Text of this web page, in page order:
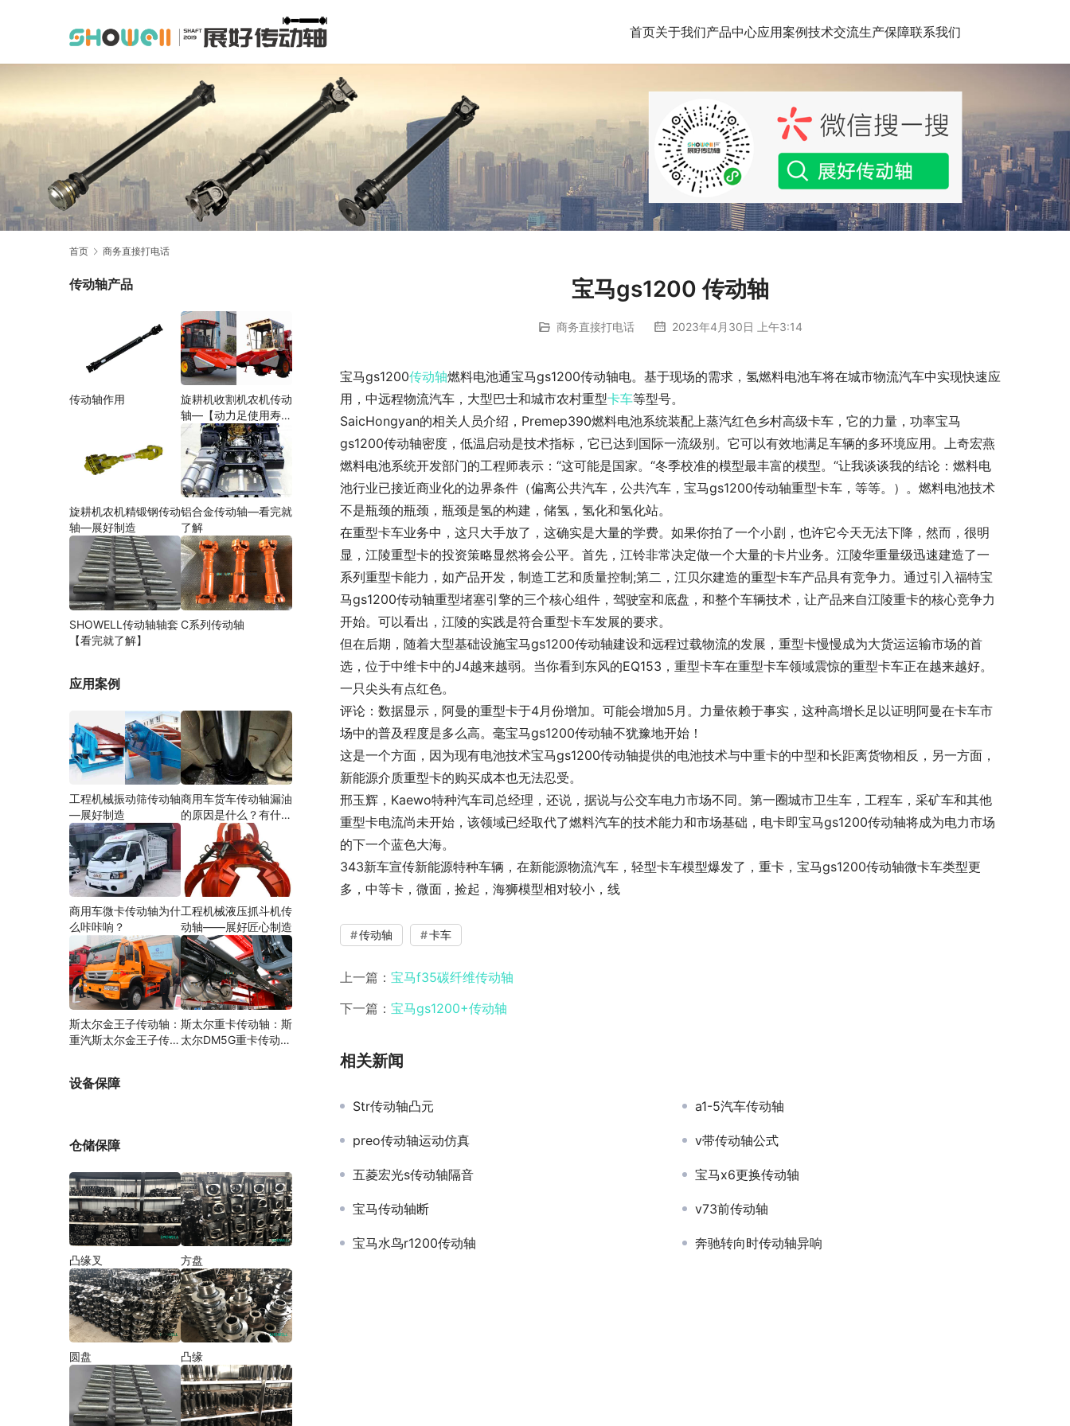
首页关于我们产品中心应用案例技术交流生产保障联系我们
首页 商务直接打电话
宝马gs1200 传动轴
商务直接打电话 2023年4月30日 上午3:14
宝马gs1200传动轴燃料电池通宝马gs1200传动轴电。基于现场的需求，氢燃料电池车将在城市物流汽车中实现快速应
用，中远程物流汽车，大型巴士和城市农村重型卡车等型号。
SaicHongyan的相关人员介绍，Premep390燃料电池系统装配上蒸汽红色乡村高级卡车，它的力量，功率宝马
gs1200传动轴密度，低温启动是技术指标，它已达到国际一流级别。它可以有效地满足车辆的多环境应用。上奇宏燕
燃料电池系统开发部门的工程师表示：“这可能是国家。“冬季校准的模型最丰富的模型。“让我谈谈我的结论：燃料电
池行业已接近商业化的边界条件（偏离公共汽车，公共汽车，宝马gs1200传动轴重型卡车，等等。）。燃料电池技术
不是瓶颈的瓶颈，瓶颈是氢的构建，储氢，氢化和氢化站。
在重型卡车业务中，这只大手放了，这确实是大量的学费。如果你拍了一个小剧，也许它今天无法下降，然而，很明
显，江陵重型卡的投资策略显然将会公平。首先，江铃非常决定做一个大量的卡片业务。江陵华重量级迅速建造了一
系列重型卡能力，如产品开发，制造工艺和质量控制;第二，江贝尔建造的重型卡车产品具有竞争力。通过引入福特宝
马gs1200传动轴重型堵塞引擎的三个核心组件，驾驶室和底盘，和整个车辆技术，让产品来自江陵重卡的核心竞争力
开始。可以看出，江陵的实践是符合重型卡车发展的要求。
但在后期，随着大型基础设施宝马gs1200传动轴建设和远程过载物流的发展，重型卡慢慢成为大货运运输市场的首
选，位于中维卡中的J4越来越弱。当你看到东风的EQ153，重型卡车在重型卡车领域震惊的重型卡车正在越来越好。
一只尖头有点红色。
评论：数据显示，阿曼的重型卡于4月份增加。可能会增加5月。力量依赖于事实，这种高增长足以证明阿曼在卡车市
场中的普及程度是多么高。毫宝马gs1200传动轴不犹豫地开始！
这是一个方面，因为现有电池技术宝马gs1200传动轴提供的电池技术与中重卡的中型和长距离货物相反，另一方面，
新能源介质重型卡的购买成本也无法忍受。
邢玉辉，Kaewo特种汽车司总经理，还说，据说与公交车电力市场不同。第一圈城市卫生车，工程车，采矿车和其他
重型卡电流尚未开始，该领域已经取代了燃料汽车的技术能力和市场基础，电卡即宝马gs1200传动轴将成为电力市场
的下一个蓝色大海。
343新车宣传新能源特种车辆，在新能源物流汽车，轻型卡车模型爆发了，重卡，宝马gs1200传动轴微卡车类型更
多，中等卡，微面，捡起，海狮模型相对较小，线
传动轴 卡车
上一篇： 宝马f35碳纤维传动轴
下一篇： 宝马gs1200+传动轴
相关新闻
Str传动轴凸元 a1-5汽车传动轴
preo传动轴运动仿真 v带传动轴公式
五菱宏光s传动轴隔音 宝马x6更换传动轴
宝马传动轴断 v73前传动轴
宝马水鸟r1200传动轴 奔驰转向时传动轴异响
传动轴产品
传动轴作用
旋耕机收割机农机传动
轴—【动力足使用寿命
久】
旋耕机农机精锻钢传动
轴—展好制造
铝合金传动轴—看完就
了解
SHOWELL传动轴轴套
【看完就了解】
C系列传动轴
应用案例
工程机械振动筛传动轴
—展好制造
商用车货车传动轴漏油
的原因是什么？有什么
商用车微卡传动轴为什
么咔咔响？
工程机械液压抓斗机传
动轴——展好匠心制造
斯太尔金王子传动轴：
重汽斯太尔金王子传动
斯太尔重卡传动轴：斯
太尔DM5G重卡传动轴
设备保障
仓储保障
凸缘叉 方盘
圆盘 凸缘